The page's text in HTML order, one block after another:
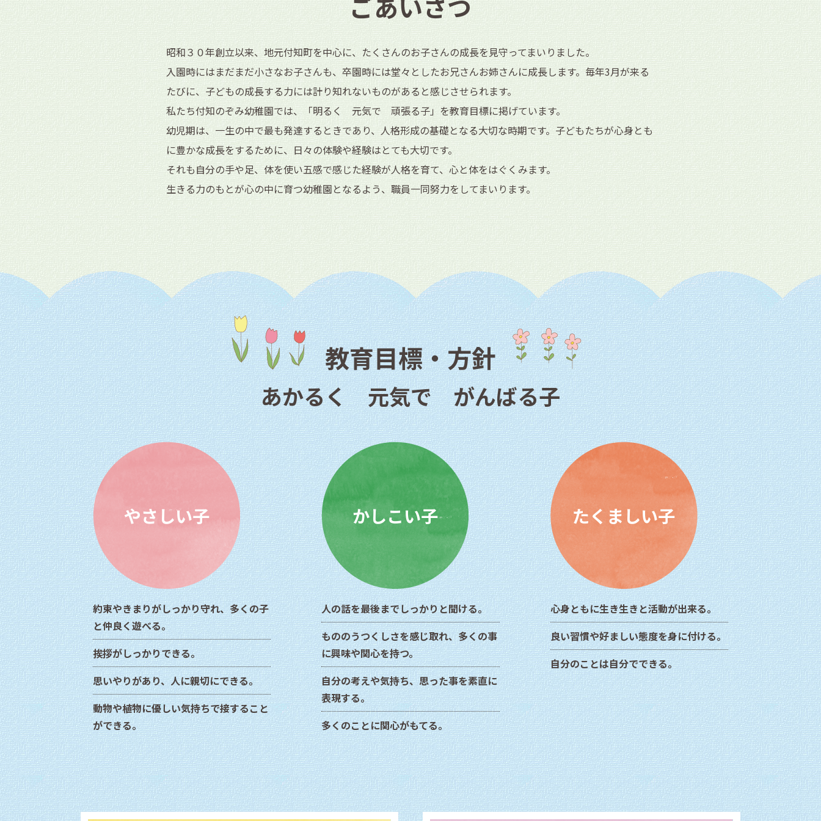
昭和３０年創立以来、地元付知町を中心に、たくさんのお子さんの成長を見守ってまいりました。
入園時にはまだまだ小さなお子さんも、卒園時には堂々としたお兄さんお姉さんに成長します。毎年3月が来る
たびに、子どもの成長する力には計り知れないものがあると感じさせられます。
私たち付知のぞみ幼稚園では、「明るく 元気で 頑張る子」を教育目標に掲げています。
幼児期は、一生の中で最も発達するときであり、人格形成の基礎となる大切な時期です。子どもたちが心身とも
に豊かな成長をするために、日々の体験や経験はとても大切です。
それも自分の手や足、体を使い五感で感じた経験が人格を育て、心と体をはぐくみます。
生きる力のもとが心の中に育つ幼稚園となるよう、職員一同努力をしてまいります。
教育目標・方針
あかるく 元気で がんばる子
やさしい子
約束やきまりがしっかり守れ、多くの子
と仲良く遊べる。
挨拶がしっかりできる。
思いやりがあり、人に親切にできる。
動物や植物に優しい気持ちで接すること
ができる。
かしこい子
人の話を最後までしっかりと聞ける。
もののうつくしさを感じ取れ、多くの事
に興味や関心を持つ。
自分の考えや気持ち、思った事を素直に
表現する。
多くのことに関心がもてる。
たくましい子
心身ともに生き生きと活動が出来る。
良い習慣や好ましい態度を身に付ける。
自分のことは自分でできる。